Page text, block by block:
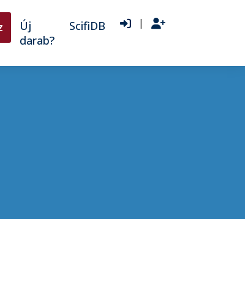
Új
darab?
ScifiDB |